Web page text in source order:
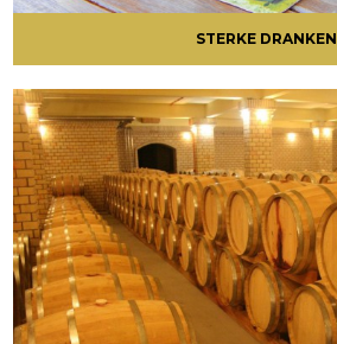
STERKE DRANKEN